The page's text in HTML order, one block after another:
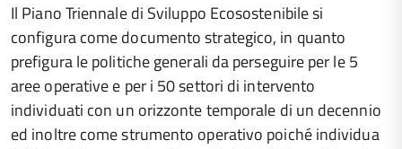
Il Piano Triennale di Sviluppo Ecosostenibile si
configura come documento strategico, in quanto
prefigura le politiche generali da perseguire per le 5
aree operative e per i 50 settori di intervento
individuati con un orizzonte temporale di un decennio
ed inoltre come strumento operativo poiché individua